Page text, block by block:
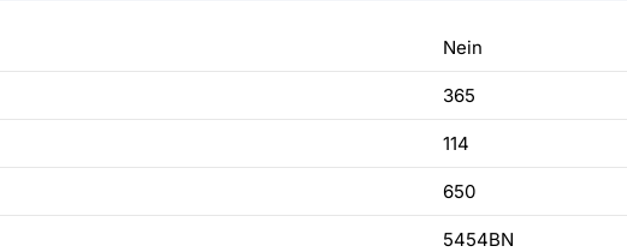
Nein
365
114
650
5454BN